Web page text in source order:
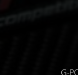
G-